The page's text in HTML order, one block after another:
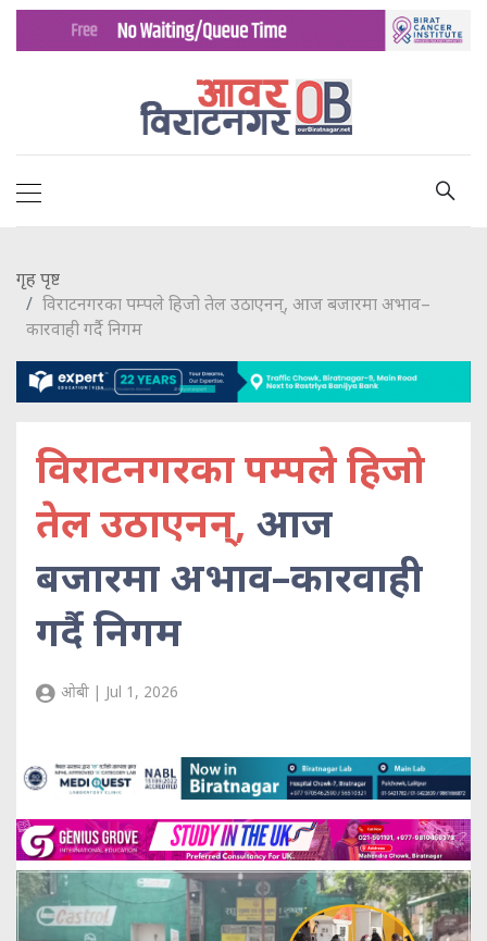
गृह पृष्ट
विराटनगरका पम्पले हिजो तेल उठाएनन्, आज बजारमा अभाव–
कारवाही गर्दै निगम
विराटनगरका पम्पले हिजो
तेल उठाएनन्, आज
बजारमा अभाव–कारवाही
गर्दै निगम
ओबी | Jul 1, 2026